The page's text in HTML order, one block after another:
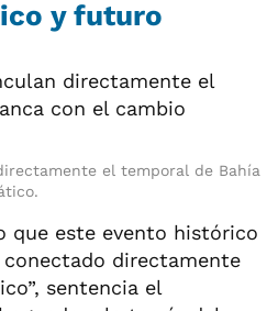
y futuro
el temporal de Bahía
que este evento histórico
conectado directamente
sentencia el